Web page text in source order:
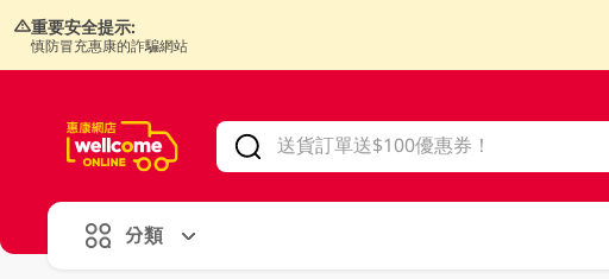
重要安全提示:
慎防冒充惠康的詐騙網站
分類